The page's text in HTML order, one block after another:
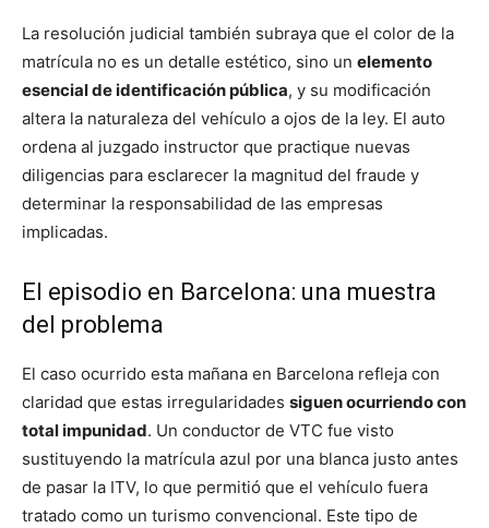
La resolución judicial también subraya que el color de la
matrícula no es un detalle estético, sino un elemento
esencial de identificación pública, y su modificación
altera la naturaleza del vehículo a ojos de la ley. El auto
ordena al juzgado instructor que practique nuevas
diligencias para esclarecer la magnitud del fraude y
determinar la responsabilidad de las empresas
implicadas.
El episodio en Barcelona: una muestra
del problema
El caso ocurrido esta mañana en Barcelona refleja con
claridad que estas irregularidades siguen ocurriendo con
total impunidad. Un conductor de VTC fue visto
sustituyendo la matrícula azul por una blanca justo antes
de pasar la ITV, lo que permitió que el vehículo fuera
tratado como un turismo convencional. Este tipo de